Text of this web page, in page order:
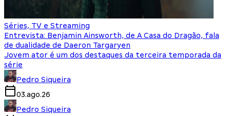
Séries, TV e Streaming
Entrevista: Benjamin Ainsworth, de A Casa do Dragão, fala
de dualidade de Daeron Targaryen
Jovem ator é um dos destaques da terceira temporada da
série
Pedro Siqueira
03.ago.26
Pedro Siqueira